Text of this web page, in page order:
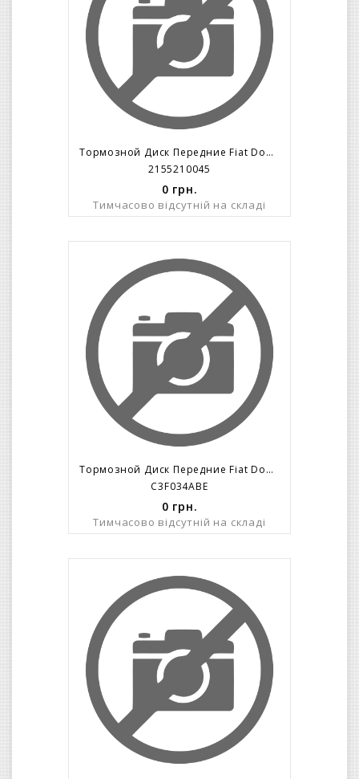
Тормозной Диск Передние Fiat Doblo/263/ R16 (305x28mm) 5 Болтов C 2010=>
2155210045
0 грн.
Тимчасово відсутній на складі
Тормозной Диск Передние Fiat Doblo/263/ R16 (305x28mm) 5 Болтов C 2010=>
C3F034ABE
0 грн.
Тимчасово відсутній на складі